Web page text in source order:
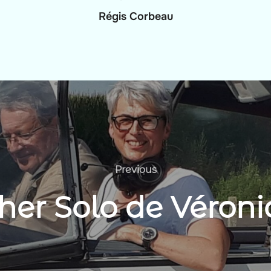
Régis Corbeau
Previous
Previous
Solo de